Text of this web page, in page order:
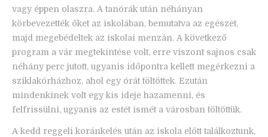
vagy éppen olaszra. A tanórák után néhányan
körbevezették őket az iskolában, bemutatva az egészet,
majd megebédeltek az iskolai menzán. A következő
program a vár megtekintése volt, erre viszont sajnos csak
néhány perc jutott, ugyanis időpontra kellett megérkezni a
sziklakórházhoz, ahol egy órát töltöttek. Ezután
mindenkinek volt egy kis ideje hazamenni, és
felfrissülni, ugyanis az estét ismét a városban töltöttük.
A kedd reggeli koránkelés után az iskola előtt találkoztunk,